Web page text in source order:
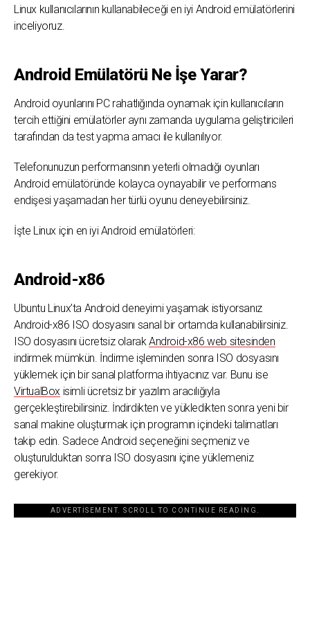
Linux kullanıcılarının kullanabileceği en iyi Android emülatörlerini
inceliyoruz.
Android Emülatörü Ne İşe Yarar?
Android oyunlarını PC rahatlığında oynamak için kullanıcıların
tercih ettiğini emülatörler aynı zamanda uygulama geliştiricileri
tarafından da test yapma amacı ile kullanılıyor.
Telefonunuzun performansının yeterli olmadığı oyunları
Android emülatöründe kolayca oynayabilir ve performans
endişesi yaşamadan her türlü oyunu deneyebilirsiniz.
İşte Linux için en iyi Android emülatörleri:
Android-x86
Ubuntu Linux’ta Android deneyimi yaşamak istiyorsanız
Android-x86 ISO dosyasını sanal bir ortamda kullanabilirsiniz.
ISO dosyasını ücretsiz olarakAndroid-x86 web sitesinden
indirmek mümkün. İndirme işleminden sonra ISO dosyasını
yüklemek için bir sanal platforma ihtiyacınız var. Bunu ise
VirtualBox isimli ücretsiz bir yazılım aracılığıyla
gerçekleştirebilirsiniz. İndirdikten ve yükledikten sonra yeni bir
sanal makine oluşturmak için programın içindeki talimatları
takip edin. Sadece Android seçeneğini seçmeniz ve
oluşturulduktan sonra ISO dosyasını içine yüklemeniz
gerekiyor.
ADVERTISEMENT. SCROLL TO CONTINUE READING.